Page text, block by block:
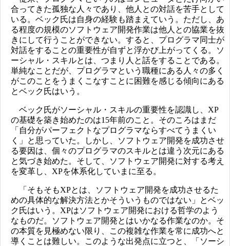
合ってきた孤独な人々であり、他人との対話を苦手として
いる。ベック氏は自身の経験も踏まえていう。ただし、あ
る程度の規模のソフトウェア開発作業は他人との協業を抜
きにして行うことができない。すると、プログラマ同士が
対話をすることの重要性が自ずと浮かび上がってくる。ソ
ーシャル・スキルとは、つまり人と話をすることである。
単純なことだが、プログラマという職種にある人々の多く
がこのことをうまくこなすことに困難を感じる傾向にある
とベック氏はいう。
ベック氏がソーシャル・スキルの重要性を認識し、XP
の基礎を築き始めたのは15年前のこと。そのころはまだ
「自分がパーフェクトなプログラマならすべてうまくい
く」と思っていた。しかし、ソフトウェア開発を成功させ
る要因は、個々のプログラマのスキルとは違う次元にある
と気づき始めた。そして、ソフトウェア開発に対する考え
を変革し、XPを体系化していまに至る。
「そもそもXPとは、ソフトウェア開発を成功させるた
めの具体的な解決方法とかそういうものではない」とベッ
ク氏はいう。XPはソフトウェア開発における哲学のよう
なものだ。ソフトウェア開発とはいかなる作業なのか。そ
の本質を見極めない限り、この複雑な作業を常に成功へと
導くことは難しい。このような出発点に立つと、「ソーシ